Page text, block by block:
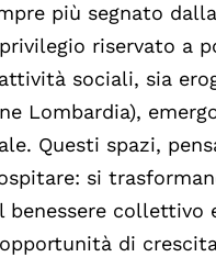
più segnato
riservato a
sociali, sia
Lombardia),
Questi spazi,
si
benessere
di